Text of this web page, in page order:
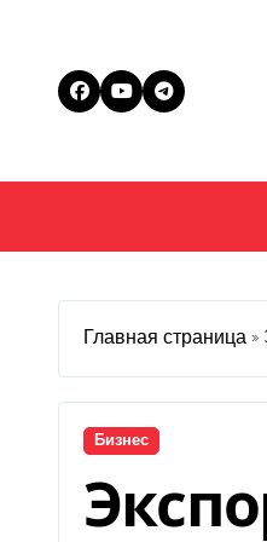
Главная страница »
Бизнес